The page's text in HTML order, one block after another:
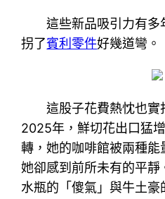
這些新品吸引力有
拐了賓利零件好幾道彎。
這股子花費熱忱也實
2025年，鮮切花出口猛
轉，她的咖啡館被兩種能
她卻感到前所未有的平
水瓶的「傻氣」與牛土